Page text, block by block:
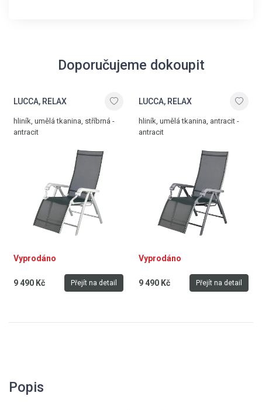
Doporučujeme dokoupit
LUCCA, RELAX
hliník, umělá tkanina, stříbrná -
antracit
Vyprodáno
9 490 Kč Přejít na detail
LUCCA, RELAX
hliník, umělá tkanina, antracit -
antracit
Vyprodáno
9 490 Kč Přejít na detail
Popis